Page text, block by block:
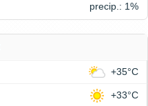
precip.: 1%
+35°C
+33°C